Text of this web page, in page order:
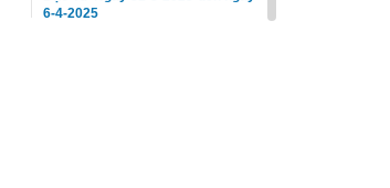
6-4-2025